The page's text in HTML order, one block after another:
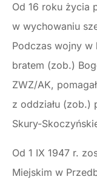
Od 16 roku życia
w wychowaniu
Podczas wojny w
bratem (zob.)
ZWZ/AK,
z oddziału (zob.)
Skury-
Od 1 IX 1947 r.
Miejskim w